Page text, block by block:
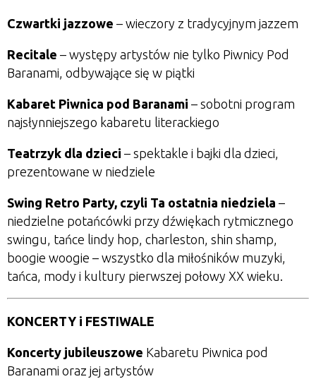
Czwartki jazzowe – wieczory z tradycyjnym jazzem
Recitale – występy artystów nie tylko Piwnicy Pod
Baranami, odbywające się w piątki
Kabaret Piwnica pod Baranami – sobotni program
najsłynniejszego kabaretu literackiego
Teatrzyk dla dzieci – spektakle i bajki dla dzieci,
prezentowane w niedziele
Swing Retro Party, czyli Ta ostatnia niedziela –
niedzielne potańcówki przy dźwiękach rytmicznego
swingu, tańce lindy hop, charleston, shin shamp,
boogie woogie – wszystko dla miłośników muzyki,
tańca, mody i kultury pierwszej połowy XX wieku.
KONCERTY i FESTIWALE
Koncerty jubileuszowe Kabaretu Piwnica pod
Baranami oraz jej artystów